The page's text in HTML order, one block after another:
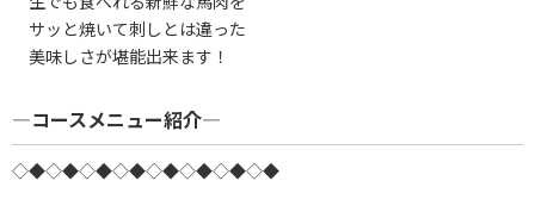
サッと焼いて刺しとは違った
美味しさが堪能出来ます！
―コースメニュー紹介―
◇◆◇◆◇◆◇◆◇◆◇◆◇◆◇◆